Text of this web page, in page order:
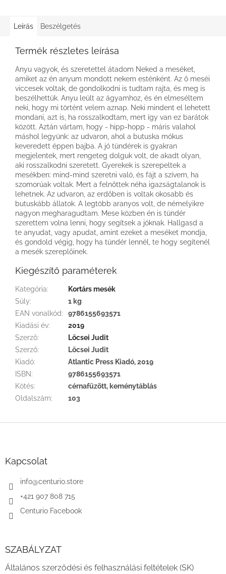
Leírás Beszélgetés
Termék részletes leírása
Anyu vagyok, és szeretettel átadom Neked a meséket,
amiket az én anyum mondott nekem esténként. Az ő meséi
viccesek voltak, de gondolkodni is tudtam rajta, és meg is
beszélhettük. Anyu leült az ágyamhoz, és én elmeséltem
neki, hogy mi történt velem aznap. Neki mindent el lehetett
mondani, azt is, ha rosszalkodtam, mert így van ez barátok
között. Aztán vártam, hogy - hipp-hopp - máris valahol
máshol legyünk: az udvaron, ahol a butuska mókus
keveredett éppen bajba. A jó tündérek is gyakran
megjelentek, mert rengeteg dolguk volt, de akadt olyan,
aki rosszalkodni szeretett. Gyerekek is szerepeltek a
mesékben: mind-mind szeretni való, és fájt a szívem, ha
szomorúak voltak. Mert a felnőttek néha igazságtalanok is
lehetnek. Az udvaron, az erdőben is voltak okosabb és
butuskább állatok. A legtöbb aranyos volt, de némelyikre
nagyon megharagudtam. Mese közben én is tündér
szerettem volna lenni, hogy segítsek a jóknak. Hallgasd a
te anyudat, vagy apudat, amint ezeket a meséket mondja,
és gondold végig, hogy ha tündér lennél, te hogy segítenél
a mesék szereplőinek.
Kiegészítő paraméterek
Kategória:
Kortárs mesék
Súly:
1 kg
EAN vonalkód:
9786155693571
Kiadási év:
2019
Szerző:
Lőcsei Judit
Szerző:
Lőcsei Judit
Kiadó:
Atlantic Press Kiadó, 2019
ISBN:
9786155693571
Kötés:
cérnafűzött, keménytáblás
Oldalszám: 103
Kapcsolat
info@centurio.store
+421 907 808 715
Centurio Facebook
SZABÁLYZAT
Általános szerződési és felhasználási feltételek (SK)